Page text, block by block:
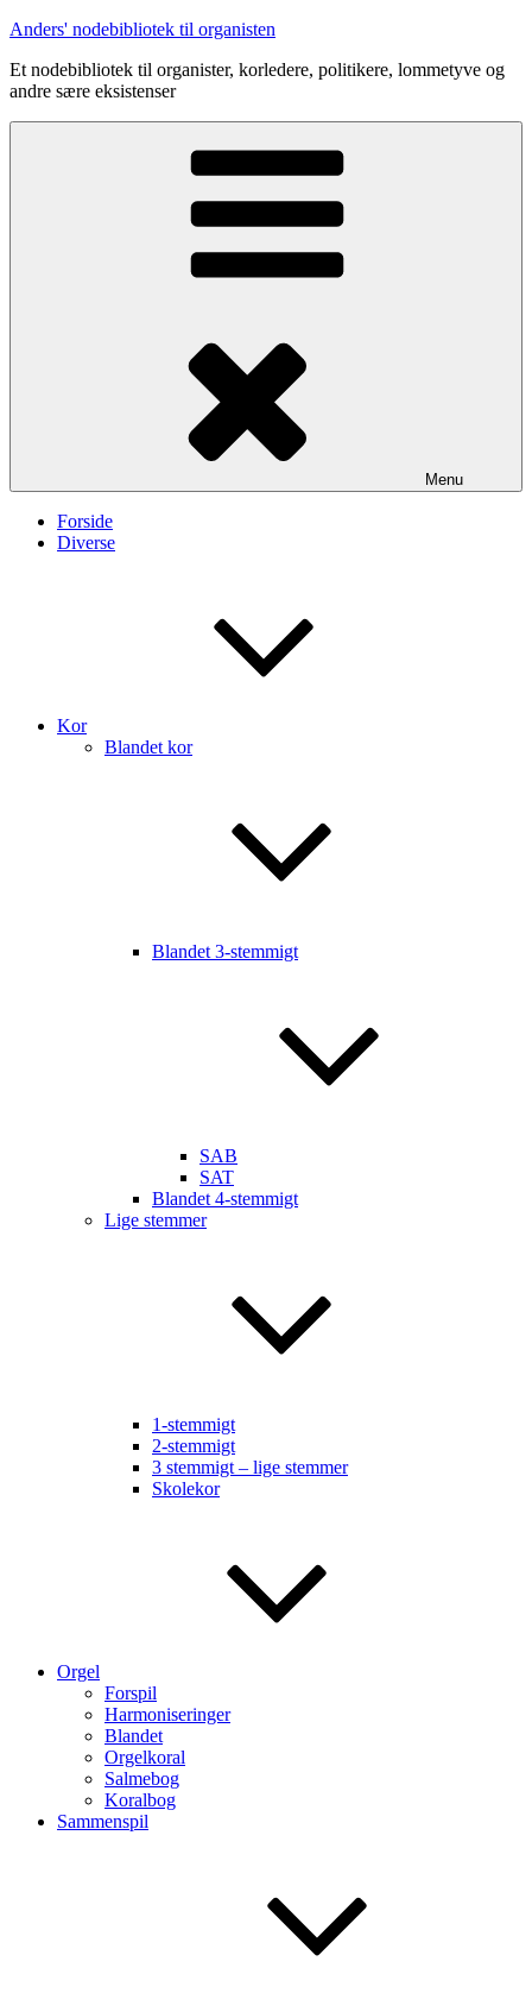
Videre
indhold
Anders' nodebibliotek til organisten
Et nodebibliotek til organister, korledere, politikere, lommetyve og
andre sære eksistenser
Menu
Forside
Diverse
Kor
Blandet kor
Blandet 3-stemmigt
SAB
SAT
Blandet 4-stemmigt
Lige stemmer
1-stemmigt
2-stemmigt
3 stemmigt – lige stemmer
Skolekor
Orgel
Forspil
Harmoniseringer
Blandet
Orgelkoral
Salmebog
Koralbog
Sammenspil